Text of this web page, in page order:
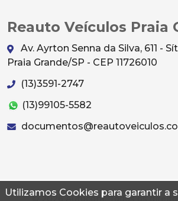
Utilizamos Cookies para garantir a
Reauto Veículos Praia
Av. Ayrton Senna da Silva, 611 -
Praia Grande/SP - CEP 11726010
(13)3591-2747
(13)99105-5582
© 2026 Autoconf. Todos os